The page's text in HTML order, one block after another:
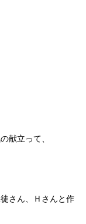
献立って、
さん、Ｈさんと作